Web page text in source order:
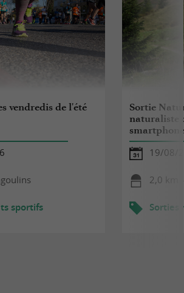
vendredis de l'été
sportifs
Sortie
naturaliste
19/08/
2,0 km
Sorties